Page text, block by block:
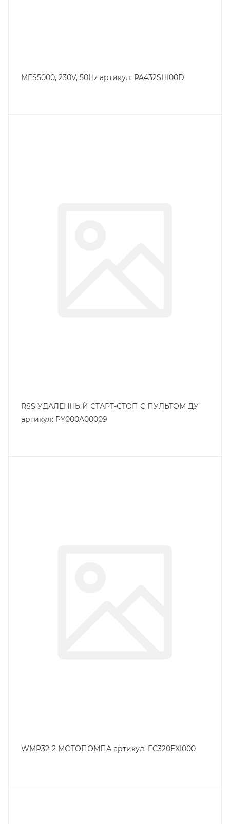
MES5000, 230V, 50Hz артикул: PA432SHI00D
RSS УДАЛЕННЫЙ СТАРТ-СТОП С ПУЛЬТОМ ДУ
артикул: PY000A00009
WMP32-2 МОТОПОМПА артикул: FC320EXI000